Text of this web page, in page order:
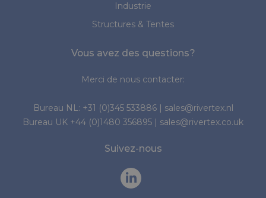
Industrie
Structures & Tentes
Vous avez des questions?
Merci de nous contacter:
Bureau NL: +31 (0)345 533886| sales@rivertex.nl
Bureau UK +44 (0)1480 356895 | sales@rivertex.co.uk
Suivez-nous